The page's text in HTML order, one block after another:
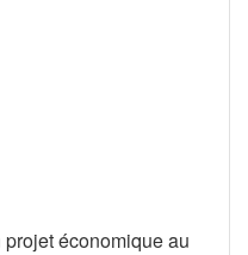
économique au